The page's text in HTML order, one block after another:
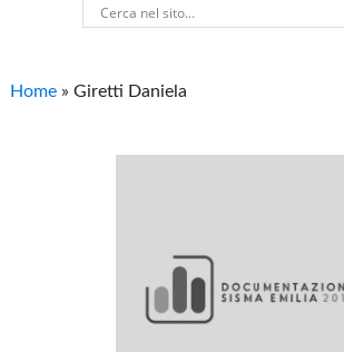
Home »Giretti Daniela